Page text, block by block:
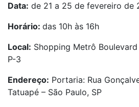
Data: de 21 a 25 de fevereiro de
Horário: das 10h às 16h
Local: Shopping Metrô
P-3
Endereço: Portaria: Rua
Tatuapé – São Paulo, SP